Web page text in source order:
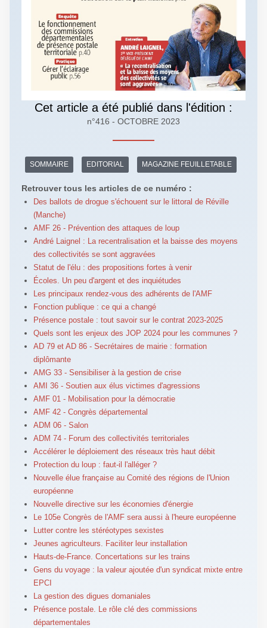
Cet article a été publié dans l'édition :
n°416 - OCTOBRE 2023
SOMMAIRE EDITORIAL MAGAZINE FEUILLETABLE
Retrouver tous les articles de ce numéro :
Des ballots de drogue s'échouent sur le littoral de Réville
(Manche)
AMF 26 - Prévention des attaques de loup
André Laignel : La recentralisation et la baisse des moyens
des collectivités se sont aggravées
Statut de l'élu : des propositions fortes à venir
Écoles. Un peu d'argent et des inquiétudes
Les principaux rendez-vous des adhérents de l'AMF
Fonction publique : ce qui a changé
Présence postale : tout savoir sur le contrat 2023-2025
Quels sont les enjeux des JOP 2024 pour les communes ?
AD 79 et AD 86 - Secrétaires de mairie : formation
diplômante
AMG 33 - Sensibiliser à la gestion de crise
AMI 36 - Soutien aux élus victimes d'agressions
AMF 01 - Mobilisation pour la démocratie
AMF 42 - Congrès départemental
ADM 06 - Salon
ADM 74 - Forum des collectivités territoriales
Accélérer le déploiement des réseaux très haut débit
Protection du loup : faut-il l'alléger ?
Nouvelle élue française au Comité des régions de l'Union
européenne
Nouvelle directive sur les économies d'énergie
Le 105e Congrès de l'AMF sera aussi à l'heure européenne
Lutter contre les stéréotypes sexistes
Jeunes agriculteurs. Faciliter leur installation
Hauts-de-France. Concertations sur les trains
Gens du voyage : la valeur ajoutée d'un syndicat mixte entre
EPCI
La gestion des digues domaniales
Présence postale. Le rôle clé des commissions
départementales